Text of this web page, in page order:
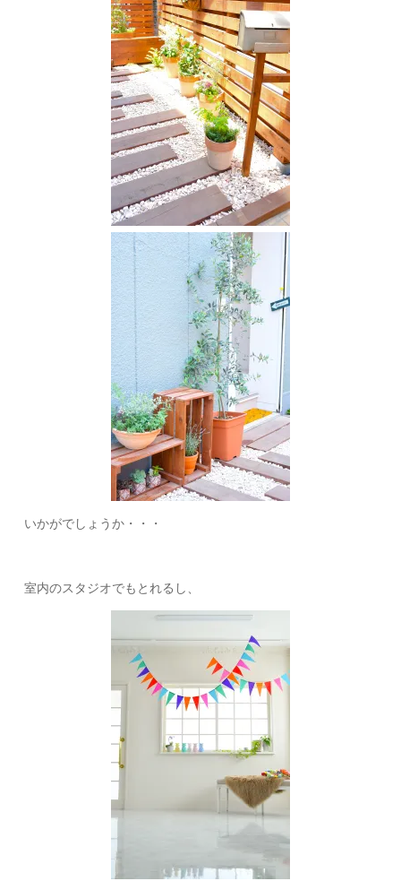
いかがでしょうか・・・
室内のスタジオでもとれるし、